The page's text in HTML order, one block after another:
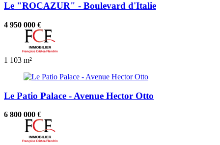
Le "ROCAZUR" - Boulevard d'Italie
4 950 000 €
1 103 m²
Le Patio Palace - Avenue Hector Otto
6 800 000 €